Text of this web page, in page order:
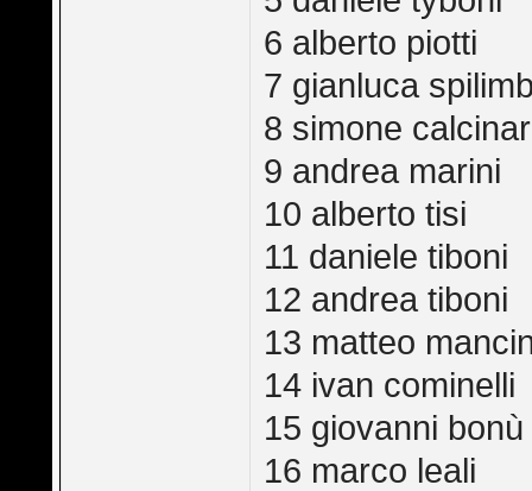
6 alberto piotti
7 gianluca
8 simone
9 andrea marini
10 alberto tisi
11 daniele tiboni
12 andrea tiboni
13 matteo
14 ivan cominelli
15 giovanni bonù
16 marco leali